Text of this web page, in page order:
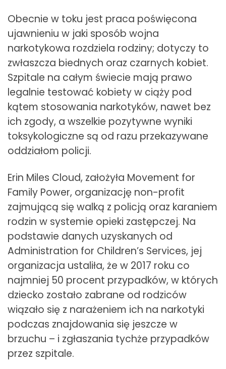
Obecnie w toku jest praca poświęcona
ujawnieniu w jaki sposób wojna
narkotykowa rozdziela rodziny; dotyczy to
zwłaszcza biednych oraz czarnych kobiet.
Szpitale na całym świecie mają prawo
legalnie testować kobiety w ciąży pod
kątem stosowania narkotyków, nawet bez
ich zgody, a wszelkie pozytywne wyniki
toksykologiczne są od razu przekazywane
oddziałom policji.
Erin Miles Cloud, założyła Movement for
Family Power, organizację non-profit
zajmującą się walką z policją oraz karaniem
rodzin w systemie opieki zastępczej. Na
podstawie danych uzyskanych od
Administration for Children’s Services, jej
organizacja ustaliła, że w 2017 roku co
najmniej 50 procent przypadków, w których
dziecko zostało zabrane od rodziców
wiązało się z narażeniem ich na narkotyki
podczas znajdowania się jeszcze w
brzuchu – i zgłaszania tychże przypadków
przez szpitale.